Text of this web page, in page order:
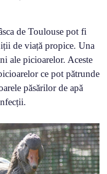
de Toulouse pot fi
de viață propice. Una
ale picioarelor. Aceste
ce pot pătrunde
păsărilor de apă